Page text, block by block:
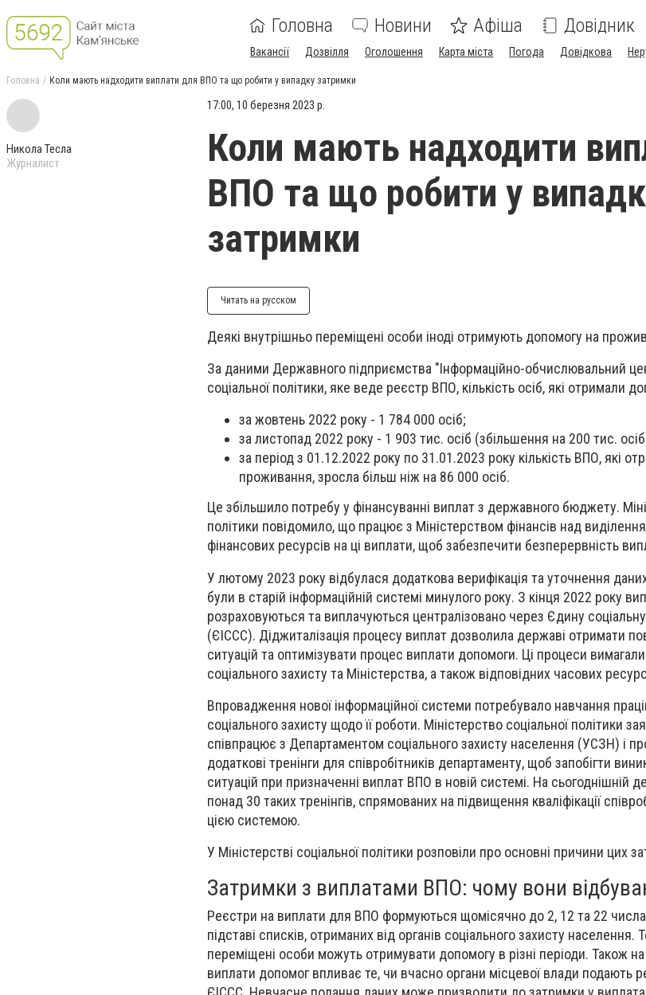
Головна Новини Афіша Довідник
Вакансії Дозвілля Оголошення Карта міста Погода Довідкова
Головна Коли мають надходити виплати для ВПО та що робити у випадку затримки
Никола Тесла
Журналист
17:00, 10 березня 2023 р.
Коли мають надходити
ВПО та що робити у
затримки
Читать на русском
Деякі внутрішньо переміщені особи іноді отримують допомогу на
За даними Державного підприємства "Інформаційно-обчислювальний
соціальної політики, яке веде реєстр ВПО, кількість осіб, які отримали
за жовтень 2022 року - 1 784 000 осіб;
за листопад 2022 року - 1 903 тис. осіб (збільшення на 200 тис.
за період з 01.12.2022 року по 31.01.2023 року кількість ВПО, які
проживання, зросла більш ніж на 86 000 осіб.
Це збільшило потребу у фінансуванні виплат з державного бюджету.
політики повідомило, що працює з Міністерством фінансів над
фінансових ресурсів на ці виплати, щоб забезпечити безперервність
У лютому 2023 року відбулася додаткова верифікація та уточнення
були в старій інформаційній системі минулого року. З кінця 2022 року
розраховуються та виплачуються централізовано через Єдину
(ЄІССС). Діджиталізація процесу виплат дозволила державі отримати
ситуацій та оптимізувати процес виплати допомоги. Ці процеси вимагали
соціального захисту та Міністерства, а також відповідних часових
Впровадження нової інформаційної системи потребувало навчання
соціального захисту щодо її роботи. Міністерство соціальної політики
співпрацює з Департаментом соціального захисту населення (УСЗН) і
додаткові тренінги для співробітників департаменту, щоб запобігти
ситуацій при призначенні виплат ВПО в новій системі. На сьогоднішній
понад 30 таких тренінгів, спрямованих на підвищення кваліфікації
цією системою.
У Міністерстві соціальної політики розповіли про основні причини цих
Затримки з виплатами ВПО: чому вони
Реєстри на виплати для ВПО формуються щомісячно до 2, 12 та 22
підставі списків, отриманих від органів соціального захисту населення.
переміщені особи можуть отримувати допомогу в різні періоди. Також на
виплати допомог впливає те, чи вчасно органи місцевої влади подають